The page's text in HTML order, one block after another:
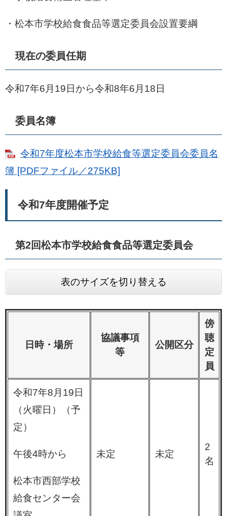
・松本市学校給食食品等選定委員会設置要綱
現在の委員任期
令和7年6月19日から令和8年6月18日
委員名簿
令和7年度松本市学校給食等選定委員会委員名
簿 [PDFファイル／275KB]
令和7年度開催予定
第2回松本市学校給食食品等選定委員会
表のサイズを切り替える
日時・場所
協議事項
等
公開区分
傍
聴
定
員
令和7年8月19日
（火曜日）（予
定）
午後4時から
松本市西部学校
給食センター会
未定 未定
2
名